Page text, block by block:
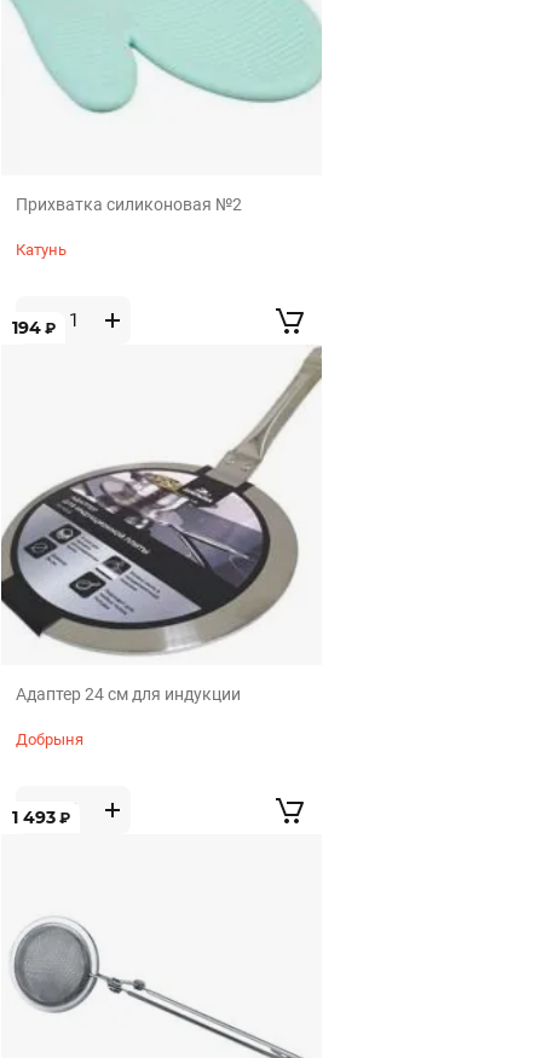
Прихватка силиконовая №2
Катунь
194 ₽
Адаптер 24 см для индукции
Добрыня
1 493 ₽